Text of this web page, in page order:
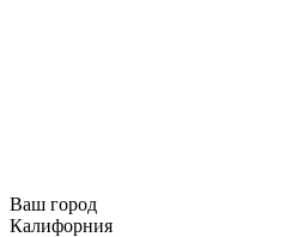
Ваш город
Калифорния